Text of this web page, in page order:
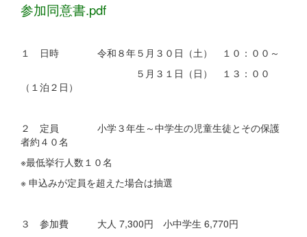
参加同意書.pdf
１ 日時 令和８年５月３０日（土） １０：００～
５月３１日（日） １３：００
（１泊２日）
２ 定員 小学３年生～中学生の児童生徒とその保護
者約４０名
※最低挙行人数１０名
※ 申込みが定員を超えた場合は抽選
３ 参加費 大人 7,300円 小中学生 6,770円